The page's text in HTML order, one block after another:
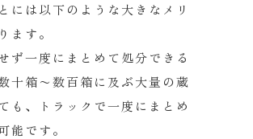
には以下のような大きなメリ
ます。
ず一度にまとめて処分できる
十箱〜数百箱に及ぶ大量の蔵
も、トラックで一度にまとめ
能です。